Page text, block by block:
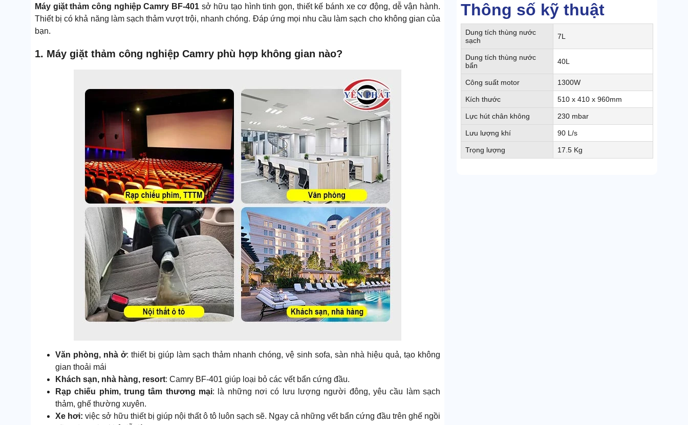
Thông số kỹ thuật
Dung tích thùng nước
sạch
7L
Dung tích thùng nước
bẩn
40L
Công suất motor 1300W
Kích thước 510 x 410 x 960mm
Lực hút chân không 230 mbar
Lưu lượng khí 90 L/s
Trọng lượng 17.5 Kg
Máy giặt thảm công nghiệp Camry BF-401 sở hữu tạo hình tinh gọn, thiết kế bánh xe cơ động, dễ vận hành.
Thiết bị có khả năng làm sạch thảm vượt trội, nhanh chóng. Đáp ứng mọi nhu cầu làm sạch cho không gian của
bạn.
1. Máy giặt thảm công nghiệp Camry phù hợp không gian nào?
Văn phòng, nhà ở: thiết bị giúp làm sạch thảm nhanh chóng, vệ sinh sofa, sàn nhà hiệu quả, tạo không
gian thoải mái
Khách sạn, nhà hàng, resort: Camry BF-401 giúp loại bỏ các vết bẩn cứng đầu.
Rạp chiếu phim, trung tâm thương mại: là những nơi có lưu lượng người đông, yêu cầu làm sạch
thảm, ghế thường xuyên.
Xe hơi: việc sở hữu thiết bị giúp nội thất ô tô luôn sạch sẽ. Ngay cả những vết bẩn cứng đầu trên ghế ngồi